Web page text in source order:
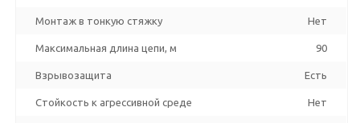
Монтаж в тонкую стяжку Нет
Максимальная длина цепи, м 90
Взрывозащита Есть
Стойкость к агрессивной среде Нет